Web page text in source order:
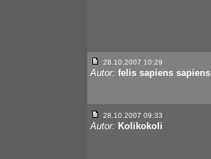
28.10.2007 10:29
Autor: felis sapiens sapiens
28.10.2007 09:33
Autor: Kolikokoli